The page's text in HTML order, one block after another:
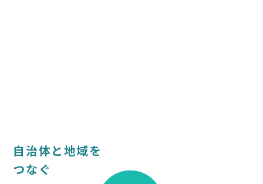
自治体と地域を
つなぐ